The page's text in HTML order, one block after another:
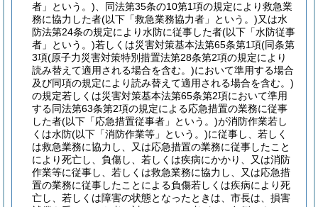
者」という。) 、同法第35条の10第1項の規定により救急業
務に協力した者(以下「救急業務協力者」という。)又は水
防法第24条の規定により水防に従事した者(以下「水防従事
者」という。)若しくは災害対策基本法第65条第1項(同条第
3項(原子力災害対策特別措置法第28条第2項の規定により
読み替えて適用される場合を含む。)において準用する場合
及び同項の規定により読み替えて適用される場合を含む。)
の規定若しくは災害対策基本法第65条第2項において準用
する同法第63条第2項の規定による応急措置の業務に従事
した者(以下「応急措置従事者」という。)が消防作業若し
くは水防(以下「消防作業等」という。)に従事し、若しく
は救急業務に協力し、又は応急措置の業務に従事したこと
により死亡し、負傷し、若しくは疾病にかかり、又は消防
作業等に従事し、若しくは救急業務に協力し、又は応急措
置の業務に従事したことによる負傷若しくは疾病により死
亡し、若しくは障害の状態となったときは、市長は、損害